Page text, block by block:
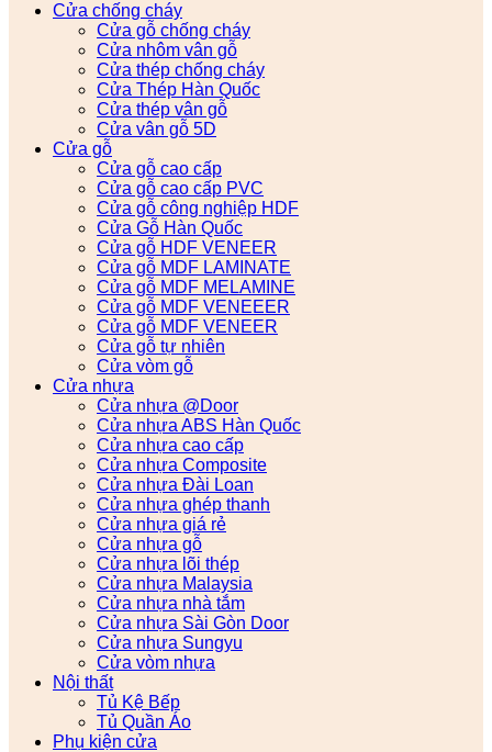
Cửa chống cháy
Cửa gỗ chống cháy
Cửa nhôm vân gỗ
Cửa thép chống cháy
Cửa Thép Hàn Quốc
Cửa thép vân gỗ
Cửa vân gỗ 5D
Cửa gỗ
Cửa gỗ cao cấp
Cửa gỗ cao cấp PVC
Cửa gỗ công nghiệp HDF
Cửa Gỗ Hàn Quốc
Cửa gỗ HDF VENEER
Cửa gỗ MDF LAMINATE
Cửa gỗ MDF MELAMINE
Cửa gỗ MDF VENEEER
Cửa gỗ MDF VENEER
Cửa gỗ tự nhiên
Cửa vòm gỗ
Cửa nhựa
Cửa nhựa @Door
Cửa nhựa ABS Hàn Quốc
Cửa nhựa cao cấp
Cửa nhựa Composite
Cửa nhựa Đài Loan
Cửa nhựa ghép thanh
Cửa nhựa giá rẻ
Cửa nhựa gỗ
Cửa nhựa lõi thép
Cửa nhựa Malaysia
Cửa nhựa nhà tắm
Cửa nhựa Sài Gòn Door
Cửa nhựa Sungyu
Cửa vòm nhựa
Nội thất
Tủ Kệ Bếp
Tủ Quần Áo
Phụ kiện cửa